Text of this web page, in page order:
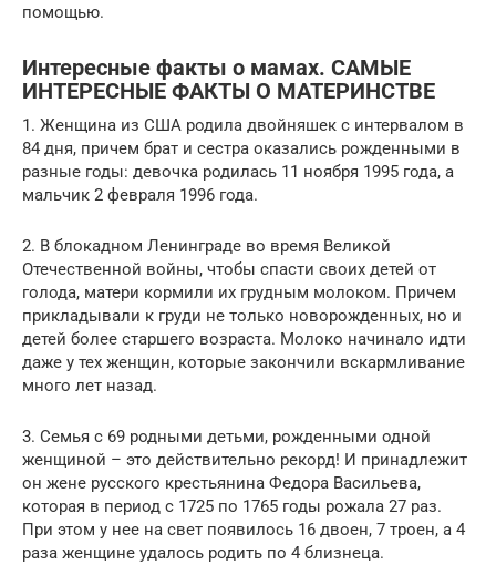
помощью.
Интересные факты о мамах. САМЫЕ
ИНТЕРЕСНЫЕ ФАКТЫ О МАТЕРИНСТВЕ
1. Женщина из США родила двойняшек с интервалом в
84 дня, причем брат и сестра оказались рожденными в
разные годы: девочка родилась 11 ноября 1995 года, а
мальчик 2 февраля 1996 года.
2. В блокадном Ленинграде во время Великой
Отечественной войны, чтобы спасти своих детей от
голода, матери кормили их грудным молоком. Причем
прикладывали к груди не только новорожденных, но и
детей более старшего возраста. Молоко начинало идти
даже у тех женщин, которые закончили вскармливание
много лет назад.
3. Семья с 69 родными детьми, рожденными одной
женщиной – это действительно рекорд! И принадлежит
он жене русского крестьянина Федора Васильева,
которая в период с 1725 по 1765 годы рожала 27 раз.
При этом у нее на свет появилось 16 двоен, 7 троен, а 4
раза женщине удалось родить по 4 близнеца.